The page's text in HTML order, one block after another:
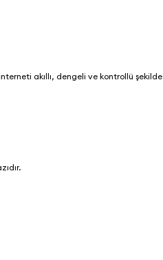
akıllı, dengeli ve kontrollü şekilde